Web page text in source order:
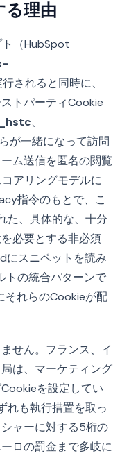
る理由
（HubSpot
されると同時に、
トパーティCookie
、
が一緒になって訪問
ム送信を匿名の閲覧
アリングモデルに
指令のもとで、こ
た、具体的な、十分
必要とする非必須
にスニペットを読み
の統合パターンで
それらのCookieが配
せん。フランス、イ
は、マーケティング
を設定してい
れも執行措置を取っ
ャーに対する5桁の
ロの罰金まで多岐に